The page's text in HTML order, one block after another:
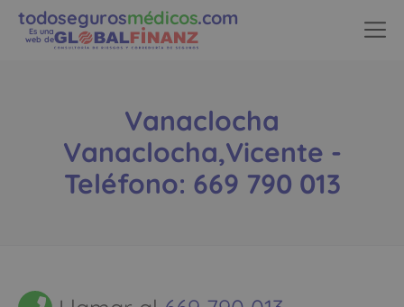
todosegurosmédicos.com
Es una
web de
Vanaclocha
Vanaclocha,Vicente -
Teléfono: 669 790 013